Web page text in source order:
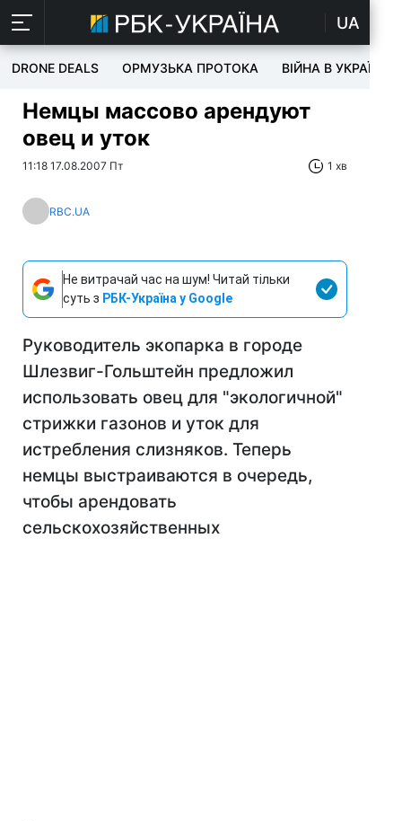
UA
DRONE DEALS ОРМУЗЬКА ПРОТОКА ВІЙНА В УКРАЇНІ
Немцы массово арендуют
овец и уток
11:18 17.08.2007 Пт 1 хв
RBC.UA
Не витрачай час на шум! Читай тільки
суть з РБК-Україна у Google
Руководитель экопарка в городе
Шлезвиг-Гольштейн предложил
использовать овец для "экологичной"
стрижки газонов и уток для
истребления слизняков. Теперь
немцы выстраиваются в очередь,
чтобы арендовать
сельскохозяйственных